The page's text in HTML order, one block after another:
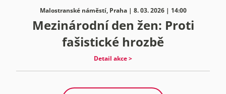
Malostranské náměstí, Praha | 8. 03. 2026 | 14:00
Mezinárodní den žen: Proti
fašistické hrozbě
Detail akce >